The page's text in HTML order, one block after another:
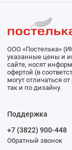
ООО «Постелька»
указанные цены и
сайте, носят
офертой (в
могут отличаться
так и по дизайну.
Поддержка
+7 (3822) 900-448
Обратный звонок